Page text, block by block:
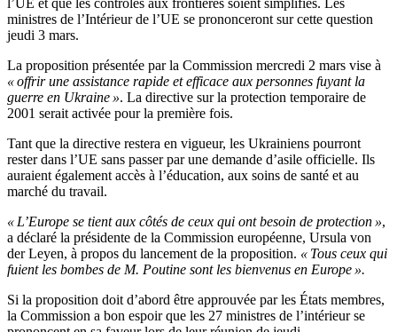
l’UE et que les contrôles aux frontières soient simplifiés. Les
ministres de l’Intérieur de l’UE se prononceront sur cette question
jeudi 3 mars.
La proposition présentée par la Commission mercredi 2 mars vise à
« offrir une assistance rapide et efficace aux personnes fuyant la
guerre en Ukraine ». La directive sur la protection temporaire de
2001 serait activée pour la première fois.
Tant que la directive restera en vigueur, les Ukrainiens pourront
rester dans l’UE sans passer par une demande d’asile officielle. Ils
auraient également accès à l’éducation, aux soins de santé et au
marché du travail.
« L’Europe se tient aux côtés de ceux qui ont besoin de protection »,
a déclaré la présidente de la Commission européenne, Ursula von
der Leyen, à propos du lancement de la proposition. « Tous ceux qui
fuient les bombes de M. Poutine sont les bienvenus en Europe ».
Si la proposition doit d’abord être approuvée par les États membres,
la Commission a bon espoir que les 27 ministres de l’intérieur se